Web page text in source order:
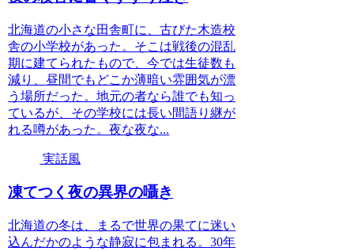
北海道の小さな田舎町に、古びた木造校
舎の小学校があった。そこは戦後の混乱
期に建てられたもので、今では生徒数も
減り、昼間でもどこか薄暗い雰囲気が漂
う場所だった。地元の者なら誰でも知っ
ているが、その学校には長い間語り継が
れる噂があった。夜な夜な...
実話風
凍てつく夜の異界の囁き
北海道の冬は、まるで世界の果てに迷い
込んだかのような静寂に包まれる。30年